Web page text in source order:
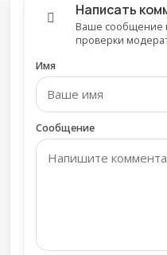
Написать
Ваше сообщение
проверки
Имя
Сообщение